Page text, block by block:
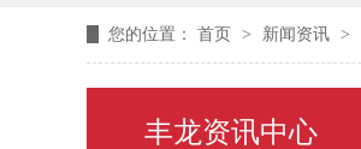
您的位置： 首页 > 新闻资讯 >
丰龙资讯中心